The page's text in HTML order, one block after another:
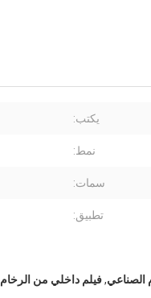
يكتب:
نمط:
سمات:
تطبيق:
الصناعي,فيلم داخلي من الرخام